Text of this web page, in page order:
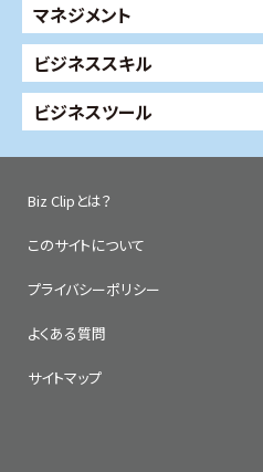
マネジメント
ビジネススキル
ビジネスツール
Biz Clipとは？
このサイトについて
プライバシーポリシー
よくある質問
サイトマップ